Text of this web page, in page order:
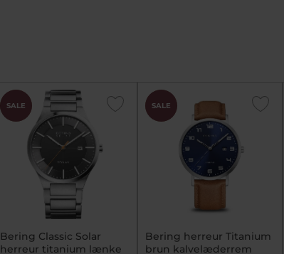
CHOK
PRIS
SALE
Bering Classic Solar
herreur titanium lænke
CHOK
PRIS
SALE
Bering herreur Titanium
brun kalvelæderrem